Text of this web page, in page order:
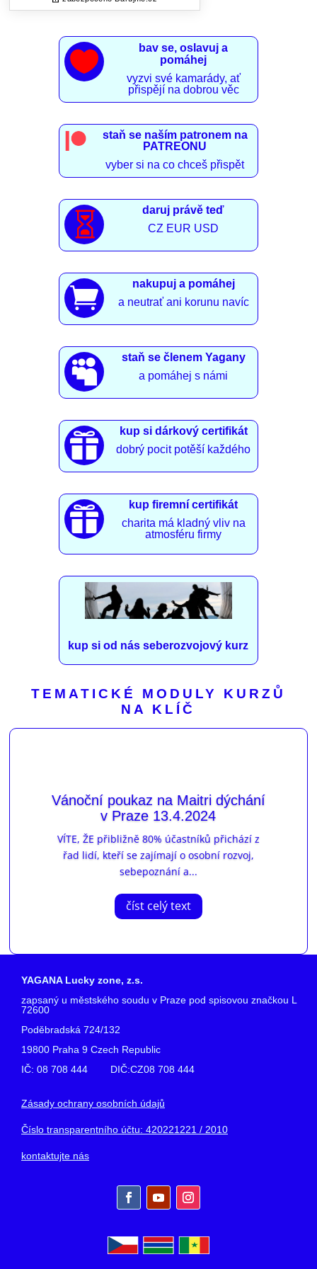

bav se, oslavuj a
pomáhej
vyzvi své kamarády, ať
přispějí na dobrou věc
staň se naším patronem na
PATREONU
vyber si na co chceš přispět

daruj právě teď
CZ EUR USD

nakupuj a pomáhej
a neutrať ani korunu navíc

staň se členem Yagany
a pomáhej s námi

kup si dárkový certifikát
dobrý pocit potěší každého

kup firemní certifikát
charita má kladný vliv na
atmosféru firmy
kup si od nás seberozvojový kurz
TEMATICKÉ MODULY KURZŮ
NA KLÍČ
Vánoční poukaz na Maitri dýchání
v Praze 13.4.2024
VÍTE, ŽE přibližně 80% účastníků přichází z
řad lidí, kteří se zajímají o osobní rozvoj,
sebepoznání a...
číst celý text
YAGANA Lucky zone, z.s.
zapsaný u městského soudu v Praze pod spisovou značkou L
72600
Poděbradská 724/132
19800 Praha 9 Czech Republic
IČ: 08 708 444 DIČ:CZ08 708 444
Zásady ochrany osobních údajů
Číslo transparentního účtu: 420221221 / 2010
kontaktujte nás